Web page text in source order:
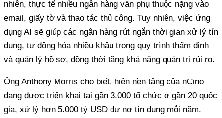
nhiên, thực tế nhiều ngân hàng vẫn phụ thuộc nặng vào
email, giấy tờ và thao tác thủ công. Tuy nhiên, việc ứng
dụng AI sẽ giúp các ngân hàng rút ngắn thời gian xử lý tín
dụng, tự động hóa nhiều khâu trong quy trình thẩm định
và quản lý hồ sơ, đồng thời tăng khả năng quản trị rủi ro.
Ông Anthony Morris cho biết, hiện nền tảng của nCino
đang được triển khai tại gần 3.000 tổ chức ở gần 20 quốc
gia, xử lý hơn 5.000 tỷ USD dư nợ tín dụng mỗi năm.